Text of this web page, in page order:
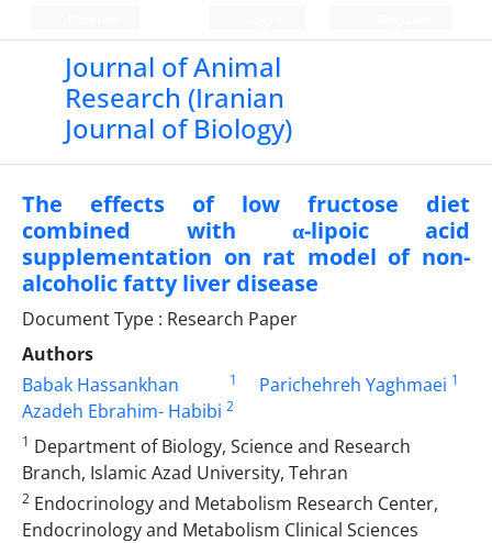
Journal of Animal
Research (Iranian
Journal of Biology)
The effects of low fructose diet
combined with α-lipoic acid
supplementation on rat model of non-
alcoholic fatty liver disease
Document Type : Research Paper
Authors
Babak Hassankhan
1 Parichehreh Yaghmaei 1
Azadeh Ebrahim- Habibi 2
1 Department of Biology, Science and Research
Branch, Islamic Azad University, Tehran
2 Endocrinology and Metabolism Research Center,
Endocrinology and Metabolism Clinical Sciences